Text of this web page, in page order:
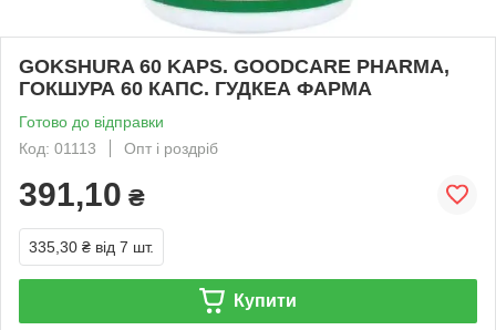
GOKSHURA 60 KAPS. GOODCARE PHARMA,
ГОКШУРА 60 КАПС. ГУДКЕА ФАРМА
Готово до відправки
Код: 01113
Опт і роздріб
391,10 ₴
335,30 ₴ від 7 шт.
Купити